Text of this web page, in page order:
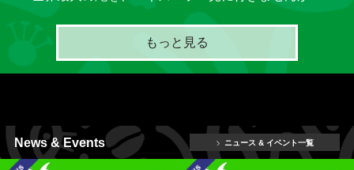
もっと見る
News & Events ニュース & イベント一覧